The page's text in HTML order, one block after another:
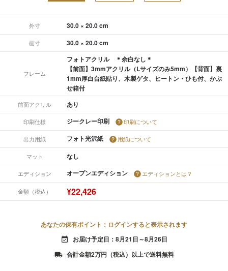
外寸 30.0 × 20.0 cm
画寸 30.0 × 20.0 cm
フレーム
フォトアクリル ＊余白なし＊
【前面】3mmアクリル（Lサイズのみ5mm）【背面】裏
1mm厚白台紙貼り、木製ゲタ、ヒートン・ひも付、かぶ
せ箱付
前面アクリル あり
印刷仕様 ジークレー印刷 印刷について
出力用紙 フォト光沢紙 用紙について
マット なし
エディション オープンエディション エディションとは？
金額（税込） ¥22,426
あなたの保有ポイント：ログインすると表示されます
event_available お届け予定日：8月21日～8月26日
local_shipping 合計金額2万円（税込）以上で送料無料